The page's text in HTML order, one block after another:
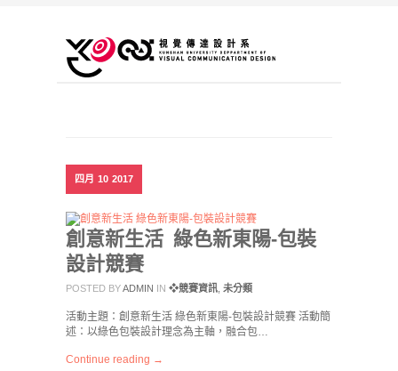
四月 10 2017
創意新生活 綠色新東陽-包裝
設計競賽
POSTED BYADMIN IN ❖競賽資訊 未分類
活動主題：創意新生活 綠色新東陽-包裝設計競賽 活動簡
述：以綠色包裝設計理念為主軸，融合包…
Continue reading →